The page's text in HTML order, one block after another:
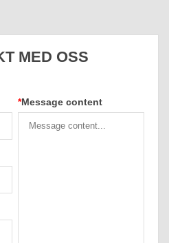
MED OSS
*Message content